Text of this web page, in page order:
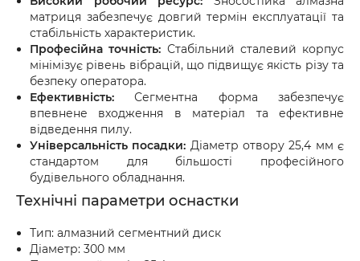
матриця забезпечує довгий термін експлуатації та
стабільність характеристик.
Професійна точність: Стабільний сталевий корпус
мінімізує рівень вібрацій, що підвищує якість різу та
безпеку оператора.
Ефективність: Сегментна форма забезпечує
впевнене входження в матеріал та ефективне
відведення пилу.
Універсальність посадки: Діаметр отвору 25,4 мм є
стандартом для більшості професійного
будівельного обладнання.
Технічні параметри оснастки
Тип: алмазний сегментний диск
Діаметр: 300 мм